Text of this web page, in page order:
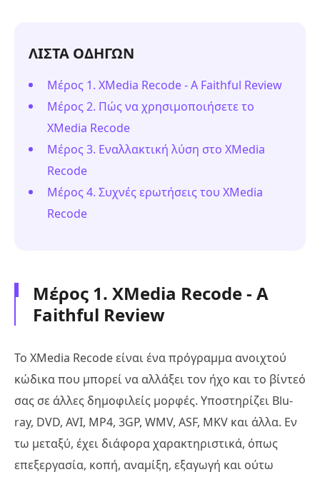
ΛΙΣΤΑ ΟΔΗΓΩΝ
Μέρος 1. XMedia Recode - A Faithful Review
Μέρος 2. Πώς να χρησιμοποιήσετε το
XMedia Recode
Μέρος 3. Εναλλακτική λύση στο XMedia
Recode
Μέρος 4. Συχνές ερωτήσεις του XMedia
Recode
Μέρος 1. XMedia Recode - A
Faithful Review
Το XMedia Recode είναι ένα πρόγραμμα ανοιχτού
κώδικα που μπορεί να αλλάξει τον ήχο και το βίντεό
σας σε άλλες δημοφιλείς μορφές. Υποστηρίζει Blu-
ray, DVD, AVI, MP4, 3GP, WMV, ASF, MKV και άλλα. Εν
τω μεταξύ, έχει διάφορα χαρακτηριστικά, όπως
επεξεργασία, κοπή, αναμίξη, εξαγωγή και ούτω